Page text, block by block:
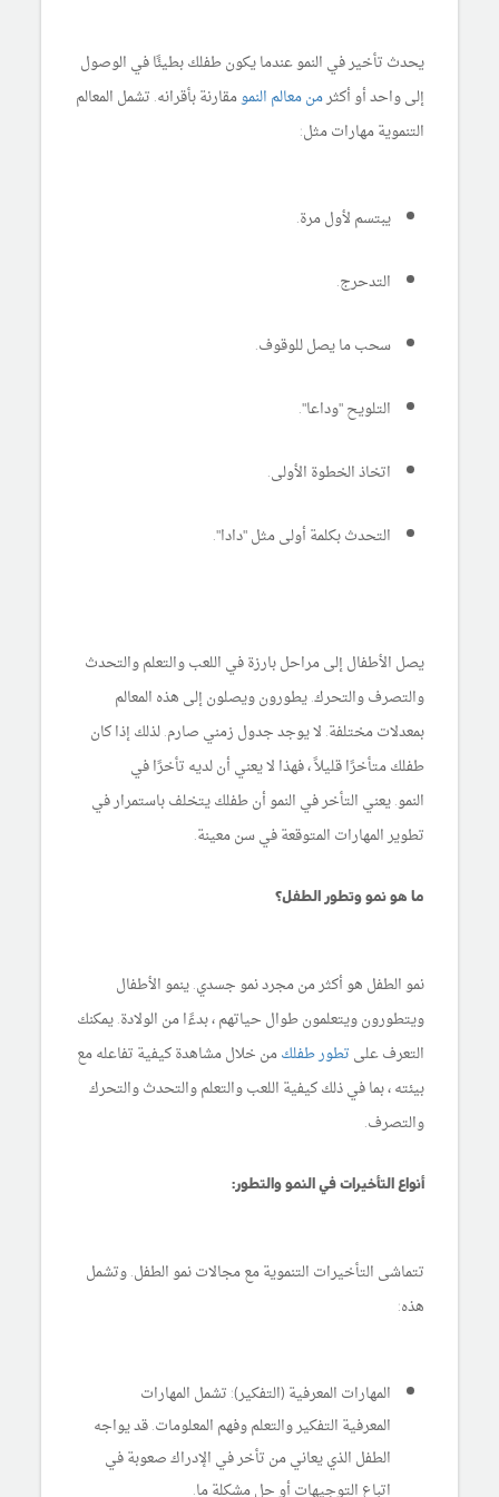
يحدث تأخير في النمو عندما يكون طفلك بطيئًا في الوصول
إلى واحد أو أكثرمن معالم النمومقارنة بأقرانه. تشمل المعالم
التنموية مهارات مثل:
يبتسم لأول مرة.
التدحرج.
سحب ما يصل للوقوف.
التلويح "وداعا".
اتخاذ الخطوة الأولى.
التحدث بكلمة أولى مثل "دادا".
يصل الأطفال إلى مراحل بارزة في اللعب والتعلم والتحدث
والتصرف والتحرك. يطورون ويصلون إلى هذه المعالم
بمعدلات مختلفة. لا يوجد جدول زمني صارم. لذلك إذا كان
طفلك متأخرًا قليلاً ، فهذا لا يعني أن لديه تأخرًا في
النمو. يعني التأخر في النمو أن طفلك يتخلف باستمرار في
تطوير المهارات المتوقعة في سن معينة.
ما هو نمو وتطور الطفل؟
نمو الطفل هو أكثر من مجرد نمو جسدي. ينمو الأطفال
ويتطورون ويتعلمون طوال حياتهم ، بدءًا من الولادة. يمكنك
التعرف على تطور طفلكمن خلال مشاهدة كيفية تفاعله مع
بيئته ، بما في ذلك كيفية اللعب والتعلم والتحدث والتحرك
والتصرف.
أنواع التأخيرات في النمو والتطور:
تتماشى التأخيرات التنموية مع مجالات نمو الطفل. وتشمل
هذه:
المهارات المعرفية (التفكير): تشمل المهارات
المعرفية التفكير والتعلم وفهم المعلومات. قد يواجه
الطفل الذي يعاني من تأخر في الإدراك صعوبة في
اتباع التوجيهات أو حل مشكلة ما.